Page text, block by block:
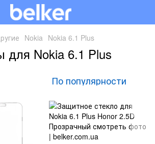
Nokia Nokia 6.1 Plus
для Nokia 6.1 Plus
По популярности